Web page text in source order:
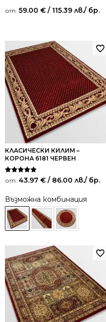
от: 59.00 € / 115.39 лв./ бр.
КЛАСИЧЕСКИ КИЛИМ –
КОРОНА 6181 ЧЕРВЕН
Оценено на
5.00
от: 43.97 € / 86.00 лв./ бр.
Възможна комбинация